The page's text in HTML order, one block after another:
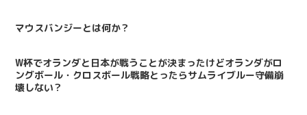
マウスバンジーとは何か？
W杯でオランダと日本が戦うことが決まったけどオランダがロ
ングボール・クロスボール戦略とったらサムライブルー守備崩
壊しない？